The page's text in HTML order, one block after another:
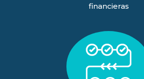
financieras